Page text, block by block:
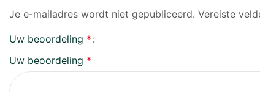
Je e-mailadres wordt niet gepubliceerd. Vereiste
Uw beoordeling *
Uw beoordeling *